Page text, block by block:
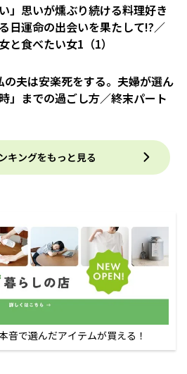
い」思いが燻ぶり続ける料理好き
日運命の出会いを果たして!?／
と食べたい女1（1）
の夫は安楽死をする。夫婦が選ん
」までの過ごし方／終末パート
キングをもっと見る
音で選んだアイテムが買える！